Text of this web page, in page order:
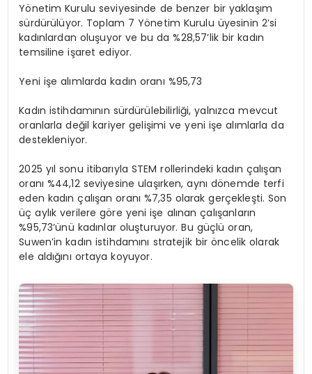
Yönetim Kurulu seviyesinde de benzer bir yaklaşım
sürdürülüyor. Toplam 7 Yönetim Kurulu üyesinin 2’si
kadınlardan oluşuyor ve bu da %28,57’lik bir kadın
temsiline işaret ediyor.
Yeni işe alımlarda kadın oranı %95,73
Kadın istihdamının sürdürülebilirliği, yalnızca mevcut
oranlarla değil kariyer gelişimi ve yeni işe alımlarla da
destekleniyor.
2025 yıl sonu itibarıyla STEM rollerindeki kadın çalışan
oranı %44,12 seviyesine ulaşırken, aynı dönemde terfi
eden kadın çalışan oranı %7,35 olarak gerçekleşti. Son
üç aylık verilere göre yeni işe alınan çalışanların
%95,73’ünü kadınlar oluşturuyor. Bu güçlü oran,
Suwen’in kadın istihdamını stratejik bir öncelik olarak
ele aldığını ortaya koyuyor.